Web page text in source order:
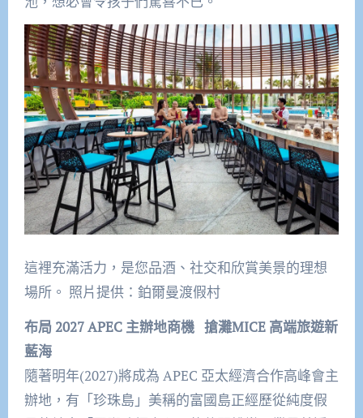
這裡充滿活力，是您品酒、社交和欣賞美景的理想
場所。 照片提供：鉑爾曼渡假村
布局 2027 APEC 主辦地商機 搶灘MICE 高端旅遊新
藍海
隨著明年(2027)將成為 APEC 亞太經濟合作高峰會主
辦地，有「珍珠島」美稱的富國島正經歷從純度假